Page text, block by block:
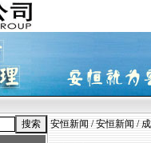
安恒新闻 /安恒新闻 /